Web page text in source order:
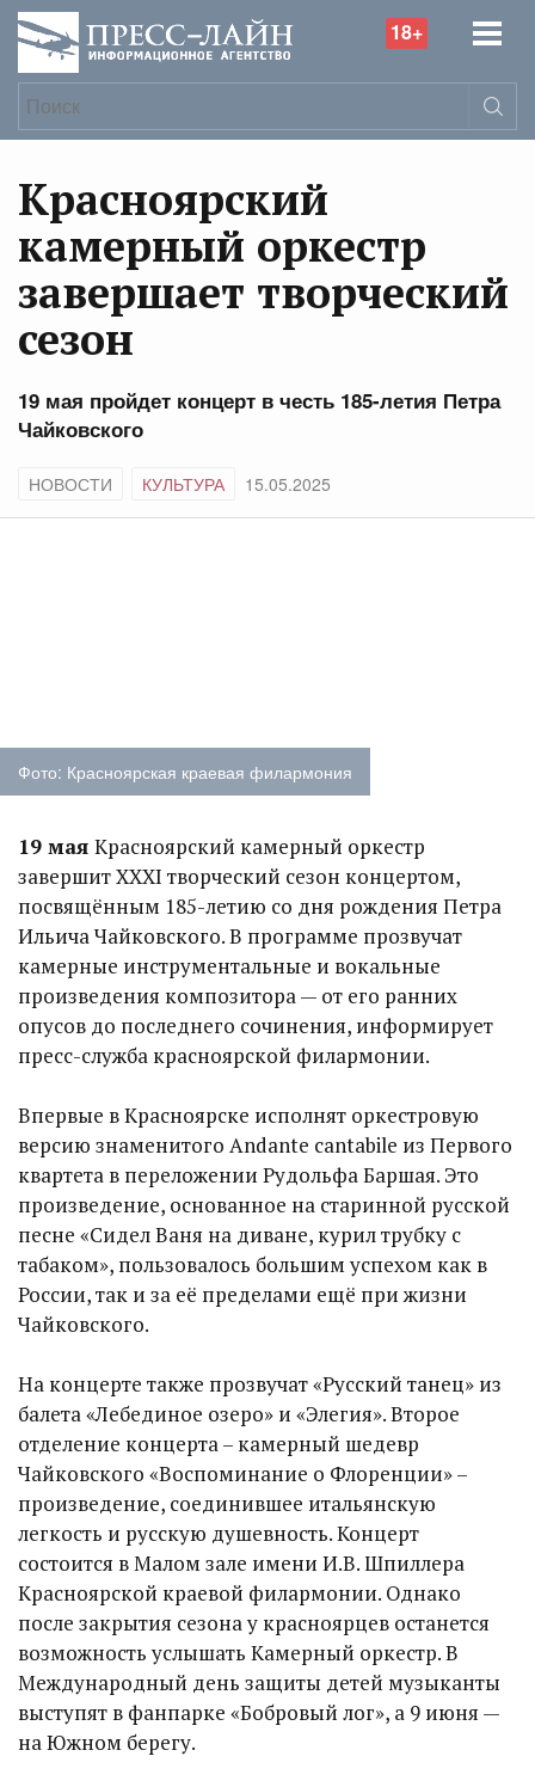
18+
Красноярский
камерный оркестр
завершает творческий
сезон
19 мая пройдет концерт в честь 185-летия Петра
Чайковского
НОВОСТИ КУЛЬТУРА 15.05.2025
Фото: Красноярская краевая филармония
19 мая Красноярский камерный оркестр
завершит XXXI творческий сезон концертом,
посвящённым 185-летию со дня рождения Петра
Ильича Чайковского. В программе прозвучат
камерные инструментальные и вокальные
произведения композитора — от его ранних
опусов до последнего сочинения, информирует
пресс-служба красноярской филармонии.
Впервые в Красноярске исполнят оркестровую
версию знаменитого Andante cantabile из Первого
квартета в переложении Рудольфа Баршая. Это
произведение, основанное на старинной русской
песне «Сидел Ваня на диване, курил трубку с
табаком», пользовалось большим успехом как в
России, так и за её пределами ещё при жизни
Чайковского.
На концерте также прозвучат «Русский танец» из
балета «Лебединое озеро» и «Элегия». Второе
отделение концерта – камерный шедевр
Чайковского «Воспоминание о Флоренции» –
произведение, соединившее итальянскую
легкость и русскую душевность. Концерт
состоится в Малом зале имени И.В. Шпиллера
Красноярской краевой филармонии. Однако
после закрытия сезона у красноярцев останется
возможность услышать Камерный оркестр. В
Международный день защиты детей музыканты
выступят в фанпарке «Бобровый лог», а 9 июня —
на Южном берегу.